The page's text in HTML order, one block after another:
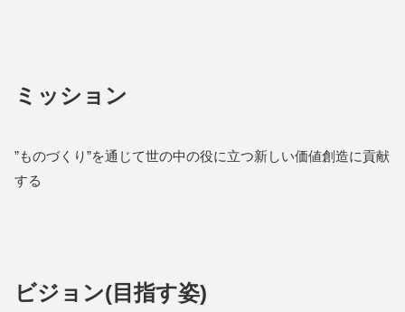
ミッション
”ものづくり”を通じて世の中の役に立つ新しい価値創造に貢献
する
ビジョン(目指す姿)